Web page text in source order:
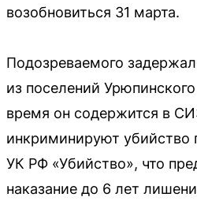
возобновиться 31 марта.
Подозреваемого
из поселений
время он содержится в
инкриминируют убийство
УК РФ «Убийство», что
наказание до 6 лет